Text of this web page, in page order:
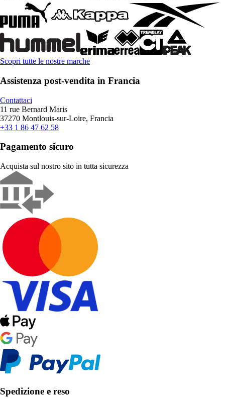
Scopri tutte le nostre marche
Assistenza post-vendita in Francia
Contattaci
11 rue Bernard Maris
37270 Montlouis-sur-Loire, Francia
+33 1 86 47 62 58
Pagamento sicuro
Acquista sul nostro sito in tutta sicurezza
Spedizione e reso